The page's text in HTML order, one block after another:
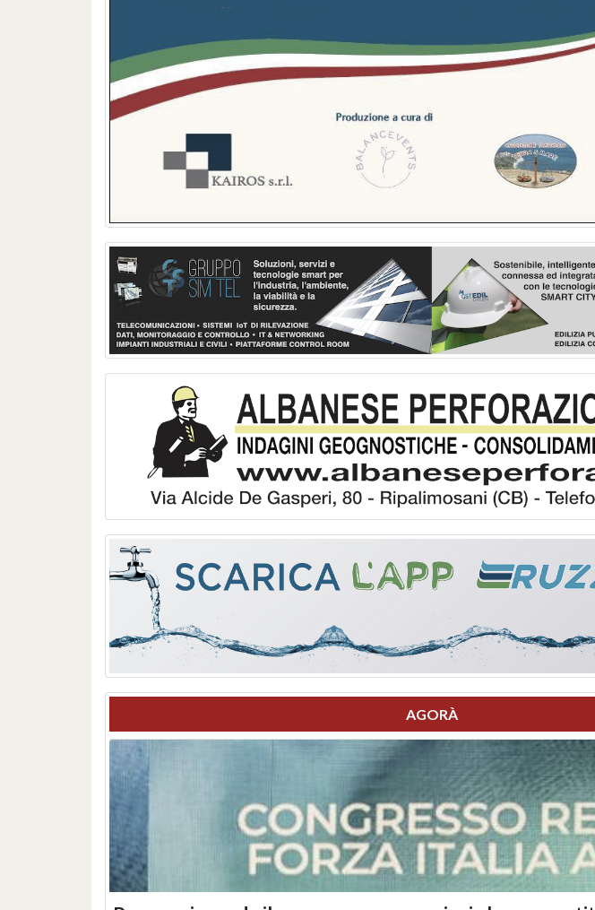
AGORÀ